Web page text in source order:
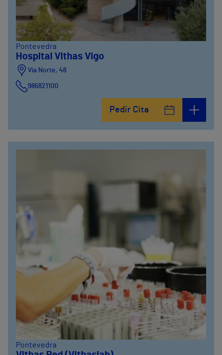
Pontevedra
Hospital Vithas Vigo
Vía Norte, 48
986821100
Pedir Cita
Pontevedra